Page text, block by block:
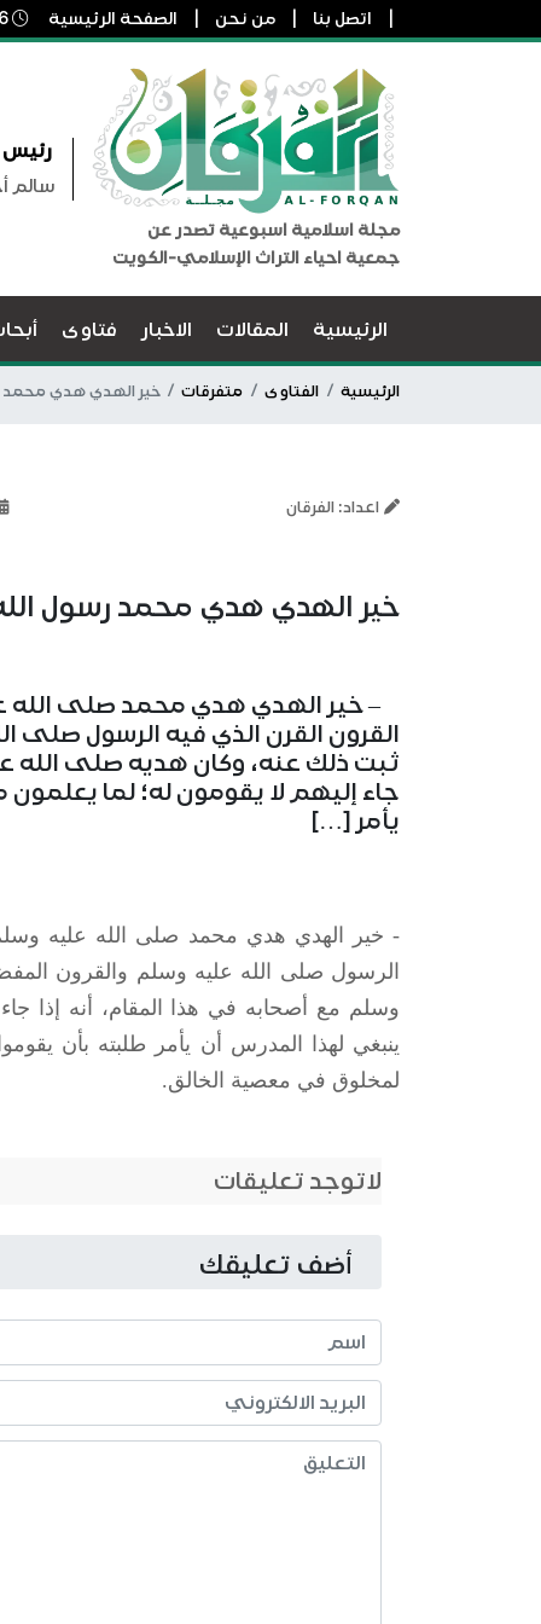
اتصل بنا من نحن الصفحة الرئيسية
مجلة اسلامية اسبوعية تصدر عن
جمعية احياء التراث الإسلامي-الكويت
رئيس
سالم
الرئيسية المقالات الاخبار فتاوى
الرئيسية الفتاوى متفرقات خير الهدي هدي محمد
اعداد: الفرقان
خير الهدي هدي محمد رسول
– خير الهدي هدي محمد صلى الله
القرون القرن الذي فيه الرسول صلى
ثبت ذلك عنه، وكان هديه صلى الله
جاء إليهم لا يقومون له؛ لما
يأمر […]
- خير الهدي هدي محمد صلى الله عليه
الرسول صلى الله عليه وسلم والقرون
وسلم مع أصحابه في هذا المقام، أنه إذا
ينبغي لهذا المدرس أن يأمر طلبته بأن
لمخلوق في معصية الخالق‏.
لاتوجد تعليقات
أضف تعليقك